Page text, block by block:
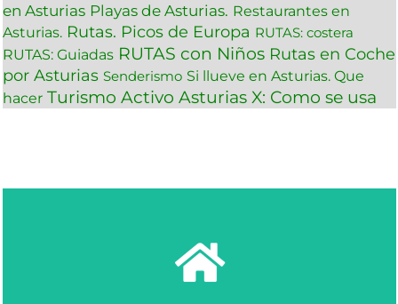
en Asturias Playas de Asturias. Restaurantes en
Asturias. Rutas. Picos de Europa RUTAS: costera
RUTAS: Guiadas RUTAS con Niños Rutas en Coche
por Asturias Senderismo Si llueve en Asturias. Que
hacer Turismo Activo Asturias X: Como se usa
Ver más